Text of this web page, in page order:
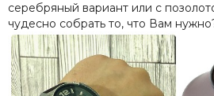
серебряный вариант или с
чудесно собрать то, что Вам